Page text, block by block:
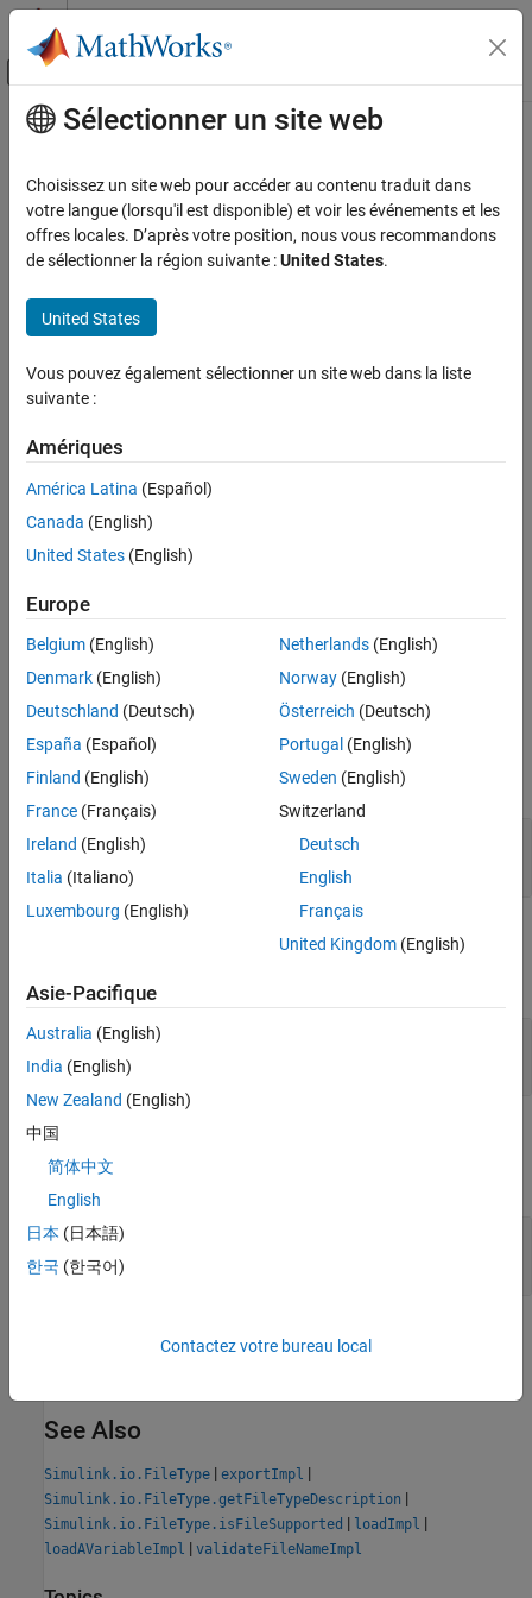
Passer au contenu
Activer/désactiver l'affichage du menu
Accueil de la documentation
Prepare Model Inputs and Outputs
Create Signal Data for Simulation
whosImpl
ON THIS PAGE
Syntax
Description
Output Arguments
Examples
Version History
Contenu principal
whosImpl
Class:Simulink.io.FileType
Namespace:Simulink.io
Simulink.io.FileType object
Syntax
Description
signals= whosImpl(
contents of the MAT file associated with the
Run-Time Details
is called via
when you run the application. For
details, seeCreate Custom File Type for Import.
Input Arguments
expand all
reader
signals
array of structures
Examples
expand all
Subclass
whosImpl
Version History
See Also
Simulink.io.FileType | exportImpl |
Simulink.io.FileType.getFileTypeDescription |
Simulink.io.FileType.isFileSupported | loadImpl |
loadAVariableImpl | validateFileNameImpl
Sélectionner un site web
Choisissez un site web pour accéder au contenu traduit dans
votre langue (lorsqu'il est disponible) et voir les événements et les
offres locales. D’après votre position, nous vous recommandons
de sélectionner la région suivante :United States.
United States
Vous pouvez également sélectionner un site web dans la liste
suivante :
Amériques
América Latina (Español)
Canada (English)
United States (English)
Europe
Belgium (English)
Denmark (English)
Deutschland (Deutsch)
España (Español)
Finland (English)
France (Français)
Ireland (English)
Italia (Italiano)
Luxembourg (English)
Netherlands(English)
Norway(English)
Österreich (Deutsch)
Portugal (English)
Sweden (English)
Switzerland
Deutsch
English
Français
United Kingdom(English)
Asie-Pacifique
Australia (English)
India (English)
New Zealand (English)
中国
简体中文
English
日本 (日本語)
한국 (한국어)
Contactez votre bureau local